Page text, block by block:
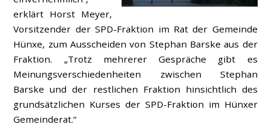
erklärt Horst Meyer,
Vorsitzender der SPD-Fraktion im Rat der Gemeinde
Hünxe, zum Ausscheiden von Stephan Barske aus der
Fraktion. „Trotz mehrerer Gespräche gibt es
Meinungsverschiedenheiten zwischen Stephan
Barske und der restlichen Fraktion hinsichtlich des
grundsätzlichen Kurses der SPD-Fraktion im Hünxer
Gemeinderat.“